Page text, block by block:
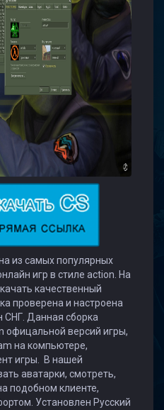
из самых популярных
игр в стиле action. На
качественный
проверена и настроена
СНГ. Данная сборка
офицальной версий игры,
на компьютере,
игры. В нашей
аватарки, смотреть,
подобном клиенте,
Установлен Русский